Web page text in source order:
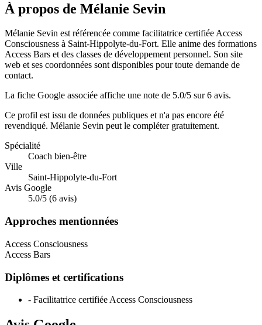
À propos de Mélanie Sevin
Mélanie Sevin est référencée comme facilitatrice certifiée Access
Consciousness à Saint-Hippolyte-du-Fort. Elle anime des formations
Access Bars et des classes de développement personnel. Son site
web et ses coordonnées sont disponibles pour toute demande de
contact.
La fiche Google associée affiche une note de 5.0/5 sur 6 avis.
Ce profil est issu de données publiques et n'a pas encore été
revendiqué. Mélanie Sevin peut le compléter gratuitement.
Spécialité
Coach bien-être
Ville
Saint-Hippolyte-du-Fort
Avis Google
5.0/5 (6 avis)
Approches mentionnées
Access Consciousness
Access Bars
Diplômes et certifications
- Facilitatrice certifiée Access Consciousness